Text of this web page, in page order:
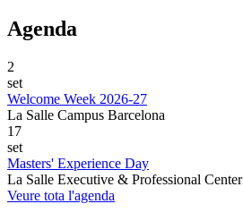
Agenda
2
set
Welcome Week 2026-27
La Salle Campus Barcelona
17
set
Masters' Experience Day
La Salle Executive & Professional Center
Veure tota l'agenda